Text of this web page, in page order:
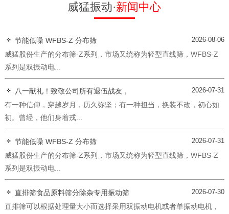
威猛振动·新闻中心
节能低噪 WFBS-Z 分布筛 2026-08-06
威猛股份生产的分布筛-Z系列，市场又统称为轻型直线筛，WFBS-Z
系列是双振动电...
八一献礼！致敬公司所有退伍战友， 2026-07-31
有一种信仰，穿越岁月，历久弥坚；有一种担当，换装不改，初心如
初。曾经，他们身着戎...
节能低噪 WFBS-Z 分布筛 2026-07-31
威猛股份生产的分布筛-Z系列，市场又统称为轻型直线筛，WFBS-Z
系列是双振动电...
直排筛食品原料筛分除杂专用振动筛 2026-07-30
直排筛可以根据处理量大小而选择采用双振动电机或者单振动电机，